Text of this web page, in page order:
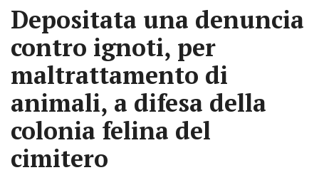
Depositata una denuncia
contro ignoti, per
maltrattamento di
animali, a difesa della
colonia felina del
cimitero